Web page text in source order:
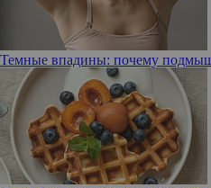
Темные впадины: почему